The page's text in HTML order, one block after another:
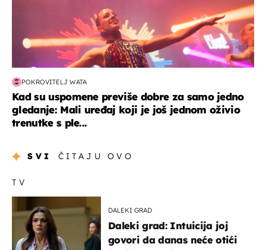
POKROVITELJ WATA
Kad su uspomene previše dobre za samo jedno
gledanje: Mali uređaj koji je još jednom oživio
trenutke s ple...
SVI ČITAJU OVO
TV
DALEKI GRAD
Daleki grad: Intuicija joj
govori da danas neće otići